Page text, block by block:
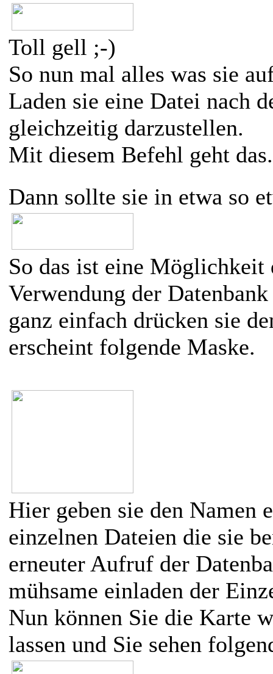
Toll gell ;-)
So nun mal alles was sie
Laden sie eine Datei nach
gleichzeitig darzustellen.
Mit diesem Befehl geht das.
Dann sollte sie in etwa so
So das ist eine Möglichkeit
Verwendung der
ganz einfach drücken sie
erscheint folgende Maske.
Hier geben sie den Namen
einzelnen Dateien die sie
erneuter Aufruf der
mühsame einladen der
Nun können Sie die Karte
lassen und Sie sehen